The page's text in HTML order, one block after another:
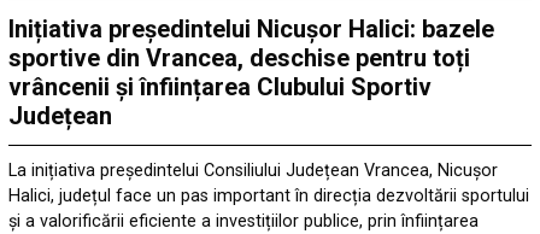
Inițiativa președintelui Nicușor Halici: bazele
sportive din Vrancea, deschise pentru toți
vrâncenii și înființarea Clubului Sportiv
Județean
La inițiativa președintelui Consiliului Județean Vrancea, Nicușor
Halici, județul face un pas important în direcția dezvoltării sportului
și a valorificării eficiente a investițiilor publice, prin înființarea